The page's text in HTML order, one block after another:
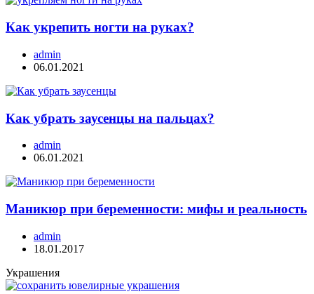
Как укрепить ногти на руках?
admin
06.01.2021
Как убрать заусенцы на пальцах?
admin
06.01.2021
Маникюр при беременности: мифы и реальность
admin
18.01.2017
Украшения